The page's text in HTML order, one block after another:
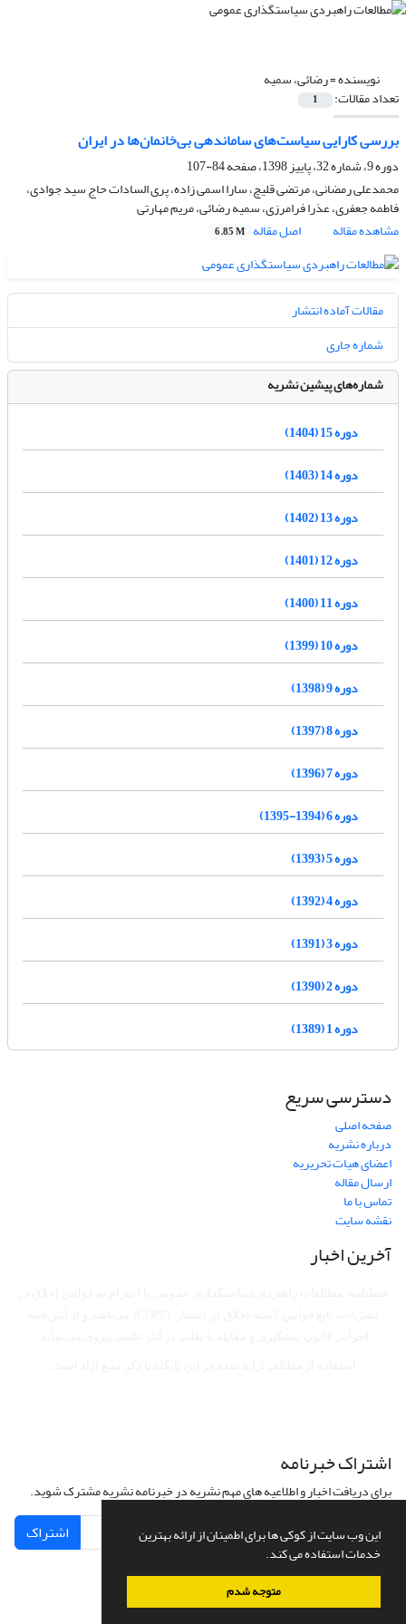
این وب سایت از کوکی ها برای اطمینان از ارائه بهترین
خدمات استفاده می کند.
متوجه شدم
نویسنده =رضائی، سمیه
تعداد مقالات: 1
بررسی کارایی سیاست‌های ساماندهی بی‌خانمان‌ها در ایران
دوره 9، شماره 32، پاییز 1398، صفحه
84-107
محمدعلی رمضانی، مرتضی قلیچ، سارا اسمی زاده، پری السادات حاج سید جوادی،
فاطمه جعفری، عذرا فرامرزی، سمیه رضائی، مریم مهارتی
مشاهده مقاله
اصل مقاله 6.85 M
مقالات آماده انتشار
شماره جاری
شماره‌های پیشین نشریه
دوره 15 (1404)
دوره 14 (1403)
دوره 13 (1402)
دوره 12 (1401)
دوره 11 (1400)
دوره 10 (1399)
دوره 9 (1398)
دوره 8 (1397)
دوره 7 (1396)
دوره 6 (1394-1395)
دوره 5 (1393)
دوره 4 (1392)
دوره 3 (1391)
دوره 2 (1390)
دوره 1 (1389)
دسترسی سریع
صفحه اصلی
درباره نشریه
اعضای هیات تحریریه
ارسال مقاله
تماس با ما
نقشه سایت
آخرین اخبار
اشتراک خبرنامه
برای دریافت اخبار و اطلاعیه های مهم نشریه در خبرنامه نشریه مشترک شوید.
اشتراک
سامانه مدیریت نشریات علمی.طراحی و پیاده سازی ازسیناوب